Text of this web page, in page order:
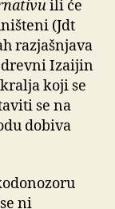
ili će
(Jdt
razjašnjava
drevni Izaijin
koji se
se na
dobiva
ni